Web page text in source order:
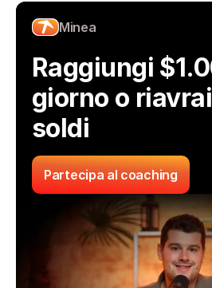
Minea
Raggiungi
giorno o
soldi
Partecipa al coaching